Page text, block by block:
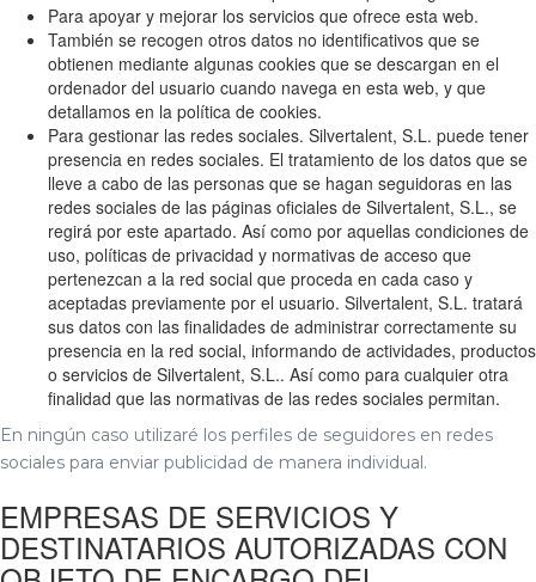
Para apoyar y mejorar los servicios que ofrece esta web.
También se recogen otros datos no identificativos que se
obtienen mediante algunas cookies que se descargan en el
ordenador del usuario cuando navega en esta web, y que
detallamos en la política de cookies.
Para gestionar las redes sociales. Silvertalent, S.L. puede tener
presencia en redes sociales. El tratamiento de los datos que se
lleve a cabo de las personas que se hagan seguidoras en las
redes sociales de las páginas oficiales de Silvertalent, S.L., se
regirá por este apartado. Así como por aquellas condiciones de
uso, políticas de privacidad y normativas de acceso que
pertenezcan a la red social que proceda en cada caso y
aceptadas previamente por el usuario. Silvertalent, S.L. tratará
sus datos con las finalidades de administrar correctamente su
presencia en la red social, informando de actividades, productos
o servicios de Silvertalent, S.L.. Así como para cualquier otra
finalidad que las normativas de las redes sociales permitan.
En ningún caso utilizaré los perfiles de seguidores en redes
sociales para enviar publicidad de manera individual.
EMPRESAS DE SERVICIOS Y
DESTINATARIOS AUTORIZADAS CON